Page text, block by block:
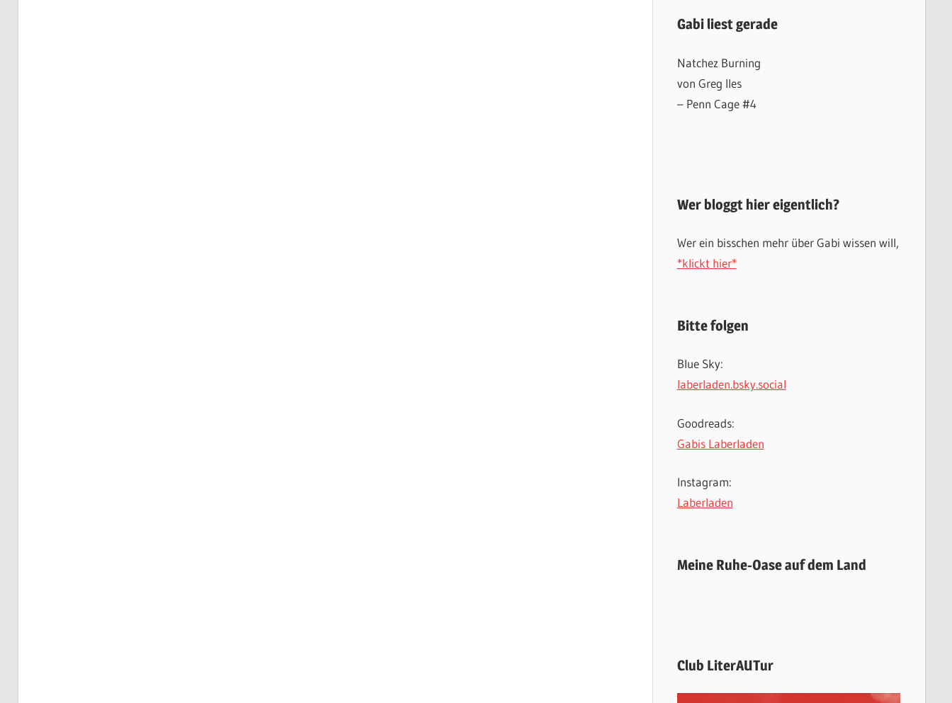
Gabi liest gerade
Natchez Burning
von Greg Iles
– Penn Cage #4
Wer bloggt hier eigentlich?
Wer ein bisschen mehr über Gabi wissen will,
*klickt hier*
Bitte folgen
Blue Sky:
laberladen.bsky.social
Goodreads:
Gabis Laberladen
Instagram:
Laberladen
Meine Ruhe-Oase auf dem Land
Club LiterAUTur